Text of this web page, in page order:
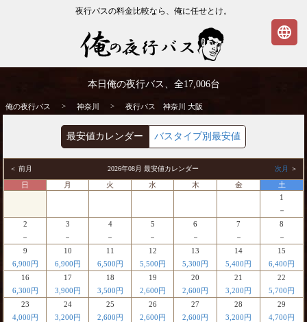
夜行バスの料金比較なら、俺に任せとけ。
の夜行バス
本日俺の夜行バス、全17,006台
俺の夜行バス > 神奈川 > 夜行バス 神奈川 大阪
最安値カレンダー バスタイプ別最安値
＜ 前月 2026年08月 最安値カレンダー 次月 ＞
日 月 火 水 木 金
土
1
－
2
－
3
－
4
－
5
－
6
－
7
－
8
－
9
6,900円
10
6,900円
11
6,500円
12
5,500円
13
5,300円
14
5,400円
15
6,400円
16
6,300円
17
3,900円
18
3,500円
19
2,600円
20
2,600円
21
3,200円
22
5,700円
23
4,000円
24
3,200円
25
2,600円
26
2,600円
27
2,600円
28
3,200円
29
4,700円
language